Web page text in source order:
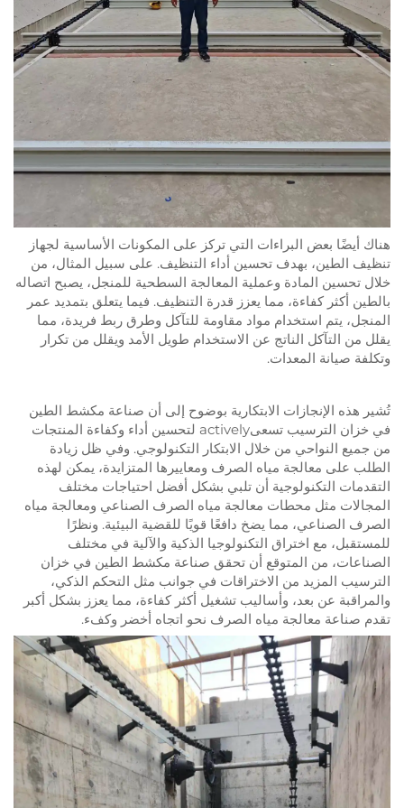
هناك أيضًا بعض البراءات التي تركز على المكونات الأساسية لجهاز
تنظيف الطين، بهدف تحسين أداء التنظيف. على سبيل المثال، من
خلال تحسين المادة وعملية المعالجة السطحية للمنجل، يصبح اتصاله
بالطين أكثر كفاءة، مما يعزز قدرة التنظيف. فيما يتعلق بتمديد عمر
المنجل، يتم استخدام مواد مقاومة للتآكل وطرق ربط فريدة، مما
يقلل من التآكل الناتج عن الاستخدام طويل الأمد ويقلل من تكرار
وتكلفة صيانة المعدات.
تُشير هذه الإنجازات الابتكارية بوضوح إلى أن صناعة مكشط الطين
في خزان الترسيب تسعىactively لتحسين أداء وكفاءة المنتجات
من جميع النواحي من خلال الابتكار التكنولوجي. وفي ظل زيادة
الطلب على معالجة مياه الصرف ومعاييرها المتزايدة، يمكن لهذه
التقدمات التكنولوجية أن تلبي بشكل أفضل احتياجات مختلف
المجالات مثل محطات معالجة مياه الصرف الصناعي ومعالجة مياه
الصرف الصناعي، مما يضخ دافعًا قويًا للقضية البيئية. ونظرًا
للمستقبل، مع اختراق التكنولوجيا الذكية والآلية في مختلف
الصناعات، من المتوقع أن تحقق صناعة مكشط الطين في خزان
الترسيب المزيد من الاختراقات في جوانب مثل التحكم الذكي،
والمراقبة عن بعد، وأساليب تشغيل أكثر كفاءة، مما يعزز بشكل أكبر
تقدم صناعة معالجة مياه الصرف نحو اتجاه أخضر وكفء.